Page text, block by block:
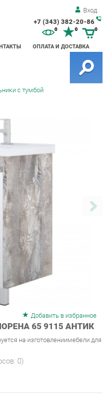
Вход
+7 (343) 382-20-86
ОПЛАТА И ДОСТАВКА
0 0
с тумбой
65 9115 АНТИК
на изготовлениимебели для